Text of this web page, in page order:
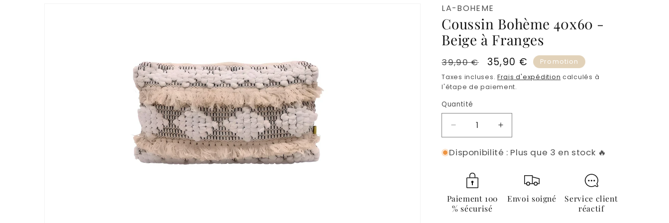
LA-BOHEME
Coussin Bohème 40x60 -
Beige à Franges
Prix
habituel
39,90 €
Prix
promotionnel
35,90 €
Promotion
Taxes incluses.Frais d'expédition calculés à
l'étape de paiement.
Quantité
Quantité
Réduire
la
quantité
Coussin
Bohème
40x60
-
Augmenter
la
quantité
Coussin
Bohème
40x60
Disponibilité : Plus que 3 en stock 🔥
Paiement 100
% sécurisé
Envoi soigné
Service client
réactif